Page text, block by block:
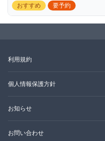
おすすめ 要予約
利用規約
個人情報保護方針
お知らせ
お問い合わせ